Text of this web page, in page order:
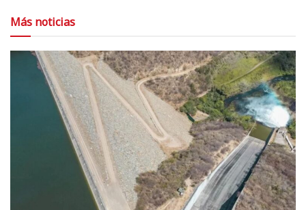
Más noticias